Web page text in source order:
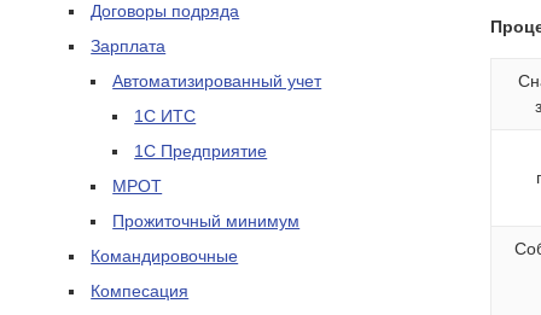
Договоры подряда
Зарплата
Автоматизированный учет
1С ИТС
1С Предприятие
МРОТ
Прожиточный минимум
Командировочные
Компесация